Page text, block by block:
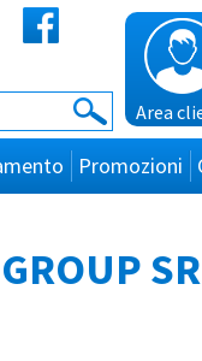
Area
Promozioni